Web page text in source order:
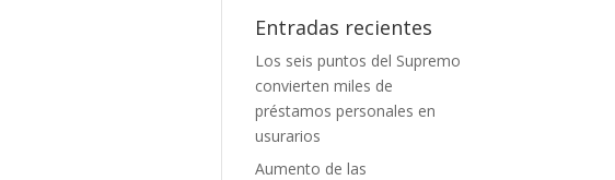
Entradas recientes
Los seis puntos del Supremo
convierten miles de
préstamos personales en
usurarios
Aumento de las